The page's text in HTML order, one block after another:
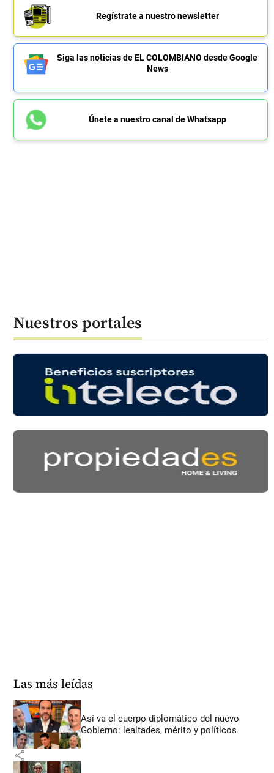
Regístrate a nuestro newsletter
Siga las noticias de EL COLOMBIANO desde Google
News
Únete a nuestro canal de Whatsapp
Nuestros portales
Las más leídas
Así va el cuerpo diplomático del nuevo
Gobierno: lealtades, mérito y políticos
share